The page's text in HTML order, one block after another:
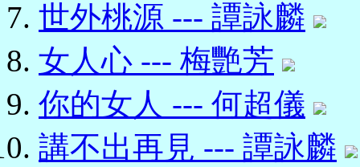
世外桃源 --- 譚詠麟
女人心 --- 梅艷芳
你的女人 --- 何超儀
講不出再見 --- 譚詠麟